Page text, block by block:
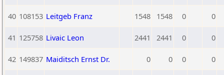
40 108153 Leitgeb Franz 1548 1548 0 0
41 125758 Livaic Leon 2441 2441 0 0
42 149837 Maiditsch Ernst Dr. 0 0 0 0